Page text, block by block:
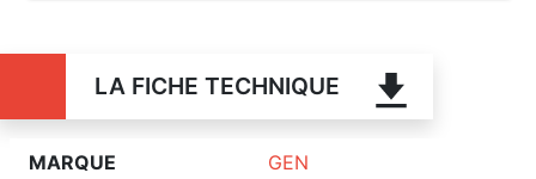
LA FICHE TECHNIQUE
MARQUE GEN